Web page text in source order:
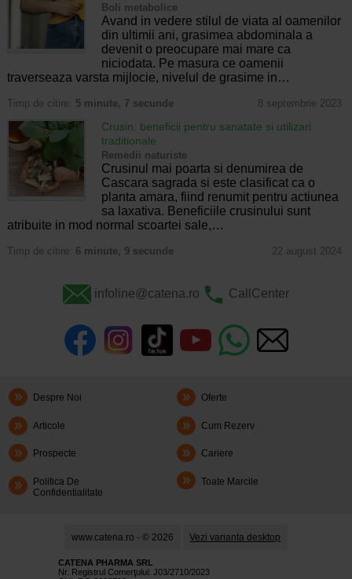
Boli metabolice
Avand in vedere stilul de viata al oamenilor
din ultimii ani, grasimea abdominala a
devenit o preocupare mai mare ca
niciodata. Pe masura ce oamenii
traverseaza varsta mijlocie, nivelul de grasime in…
Timp de citire: 5 minute, 7 secunde 8 septembrie 2023
Crusin: beneficii pentru sanatate si utilizari
traditionale
Remedii naturiste
Crusinul mai poarta si denumirea de
Cascara sagrada si este clasificat ca o
planta amara, fiind renumit pentru actiunea
sa laxativa. Beneficiile crusinului sunt
atribuite in mod normal scoartei sale,…
Timp de citire: 6 minute, 9 secunde 22 august 2024
infoline@catena.ro CallCenter
Despre Noi Oferte
Articole Cum Rezerv
Prospecte Cariere
Politica De
Confidentialitate
Toate Marcile
www.catena.ro - © 2026 Vezi varianta desktop
CATENA PHARMA SRL
Nr. Registrul Comerţului: J03/2710/2023